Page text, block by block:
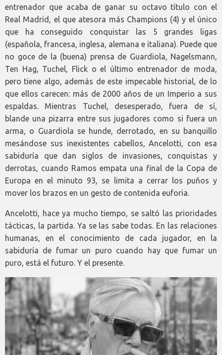
entrenador que acaba de ganar su octavo título con el
Real Madrid, el que atesora más Champions (4) y el único
que ha conseguido conquistar las 5 grandes ligas
(española, francesa, inglesa, alemana e italiana). Puede que
no goce de la (buena) prensa de Guardiola, Nagelsmann,
Ten Hag, Tuchel, Flick o el último entrenador de moda,
pero tiene algo, además de este impecable historial, de lo
que ellos carecen: más de 2000 años de un Imperio a sus
espaldas. Mientras Tuchel, desesperado, fuera de sí,
blande una pizarra entre sus jugadores como si fuera un
arma, o Guardiola se hunde, derrotado, en su banquillo
mesándose sus inexistentes cabellos, Ancelotti, con esa
sabiduría que dan siglos de invasiones, conquistas y
derrotas, cuando Ramos empata una final de la Copa de
Europa en el minuto 93, se limita a cerrar los puños y
mover los brazos en un gesto de contenida euforia.
Ancelotti, hace ya mucho tiempo, se saltó las prioridades
tácticas, la partida. Ya se las sabe todas. En las relaciones
humanas, en el conocimiento de cada jugador, en la
sabiduría de fumar un puro cuando hay que fumar un
puro, está el futuro. Y el presente.